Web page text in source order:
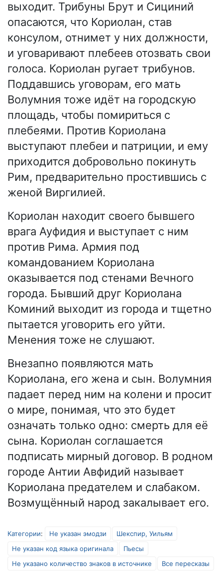
выходит. Трибуны Брут и Сициний
опасаются, что Кориолан, став
консулом, отнимет у них должности,
и уговаривают плебеев отозвать свои
голоса. Кориолан ругает трибунов.
Поддавшись уговорам, его мать
Волумния тоже идёт на городскую
площадь, чтобы помириться с
плебеями. Против Кориолана
выступают плебеи и патриции, и ему
приходится добровольно покинуть
Рим, предварительно простившись с
женой Виргилией.
Кориолан находит своего бывшего
врага Ауфидия и выступает с ним
против Рима. Армия под
командованием Кориолана
оказывается под стенами Вечного
города. Бывший друг Кориолана
Коминий выходит из города и тщетно
пытается уговорить его уйти.
Менения тоже не слушают.
Внезапно появляются мать
Кориолана, его жена и сын. Волумния
падает перед ним на колени и просит
о мире, понимая, что это будет
означать только одно: смерть для её
сына. Кориолан соглашается
подписать мирный договор. В родном
городе Антии Авфидий называет
Кориолана предателем и слабаком.
Возмущённый народ закалывает его.
Категории: Не указан эмодзи
Шекспир, Уильям
Не указан код языка оригинала
Пьесы
Не указано количество знаков в источнике
Все пересказы